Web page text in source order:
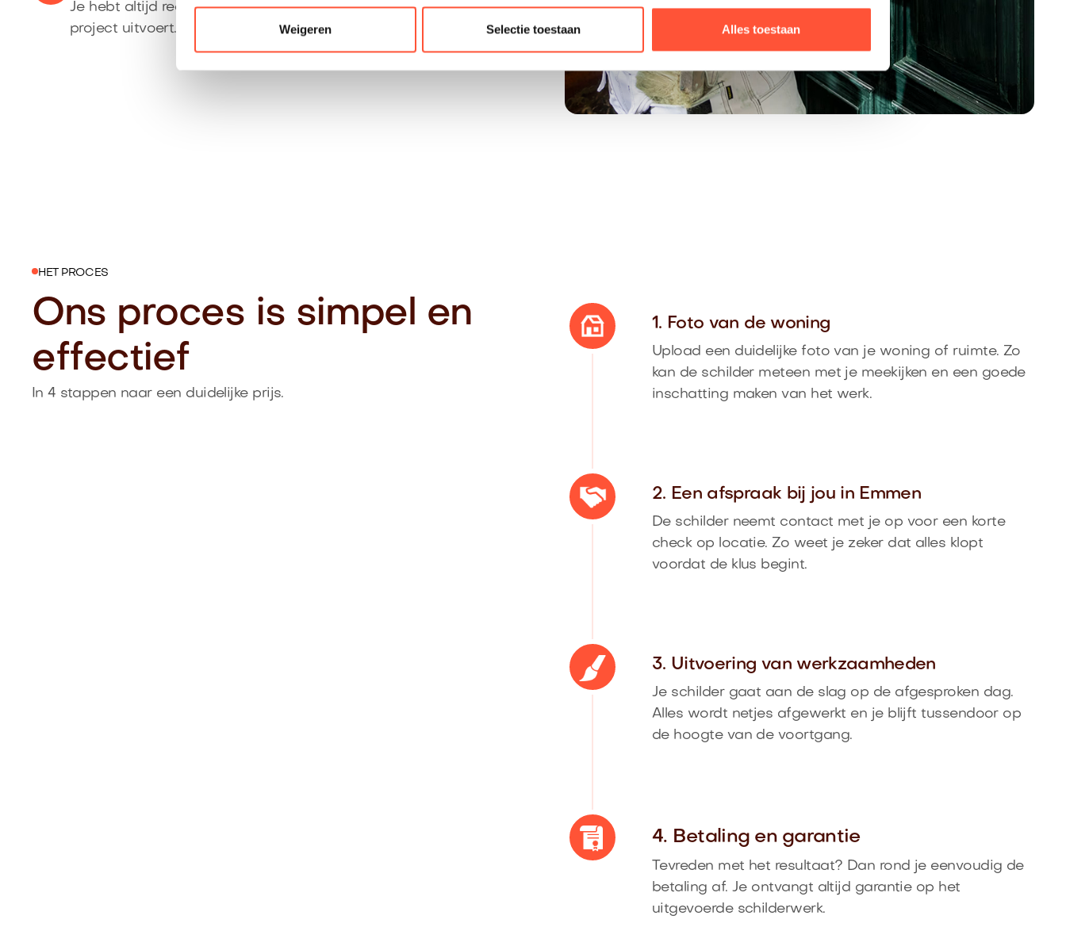
Weigeren Selectie toestaan Alles toestaan
Je hebt altijd rechtstreeks contact met de schilder die jouw
project uitvoert.
HET PROCES
Ons proces is simpel en
effectief
In 4 stappen naar een duidelijke prijs.
1. Foto van de woning
Upload een duidelijke foto van je woning of ruimte. Zo
kan de schilder meteen met je meekijken en een goede
inschatting maken van het werk.
2. Een afspraak bij jou in Emmen
De schilder neemt contact met je op voor een korte
check op locatie. Zo weet je zeker dat alles klopt
voordat de klus begint.
3. Uitvoering van werkzaamheden
Je schilder gaat aan de slag op de afgesproken dag.
Alles wordt netjes afgewerkt en je blijft tussendoor op
de hoogte van de voortgang.
4. Betaling en garantie
Tevreden met het resultaat? Dan rond je eenvoudig de
betaling af. Je ontvangt altijd garantie op het
uitgevoerde schilderwerk.